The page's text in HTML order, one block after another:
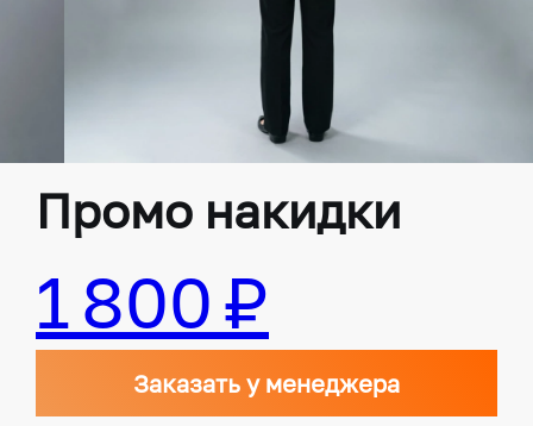
Промо накидки
1 800 ₽
Заказать у менеджера